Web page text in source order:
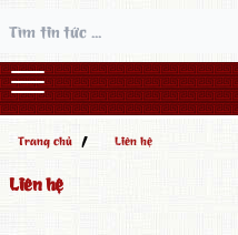
Trang chủ / Liên hệ
Liên hệ